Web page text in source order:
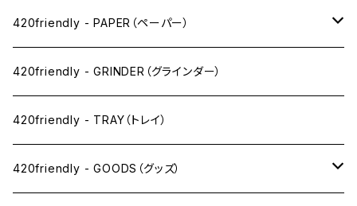
ワックス系
420friendly - PAPER（ペーパー）
SW(シングルワイド）サイズ
1 1/4サイズ
キングサイズスリム
420friendly - GRINDER（グラインダー）
420friendly - TRAY（トレイ）
420friendly - GOODS（グッズ）